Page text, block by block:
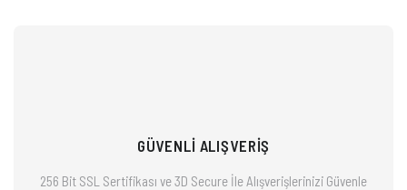
GÜVENLİ ALIŞVERİŞ
256 Bit SSL Sertifikası ve 3D Secure İle Alışverişlerinizi Güvenle